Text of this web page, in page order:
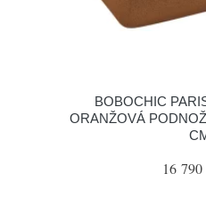
BOBOCHIC
ORANŽOVÁ
16